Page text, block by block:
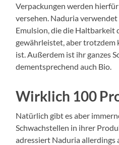
Verpackungen werden
versehen. Naduria
Emulsion, die die Haltbarkeit
gewährleistet, aber
ist. Außerdem ist ihr ganzes
dementsprechend auch Bio.
Wirklich 100
Natürlich gibt es aber
Schwachstellen in ihrer
adressiert Naduria allerdings